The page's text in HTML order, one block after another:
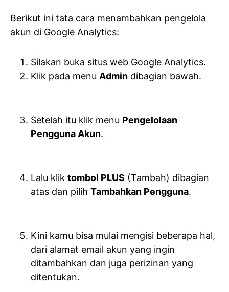
Berikut ini tata cara menambahkan pengelola
akun di Google Analytics:
Silakan buka situs web Google Analytics.
Klik pada menu Admin dibagian bawah.
Setelah itu klik menu Pengelolaan
Pengguna Akun.
Lalu klik tombol PLUS (Tambah) dibagian
atas dan pilih Tambahkan Pengguna.
Kini kamu bisa mulai mengisi beberapa hal,
dari alamat email akun yang ingin
ditambahkan dan juga perizinan yang
ditentukan.